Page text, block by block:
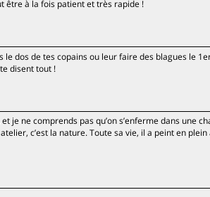
être à la fois patient et très rapide !
le dos de tes copains ou leur faire des blagues le
disent tout !
je ne comprends pas qu’on s’enferme dans une
c’est la nature. Toute sa vie, il a peint en